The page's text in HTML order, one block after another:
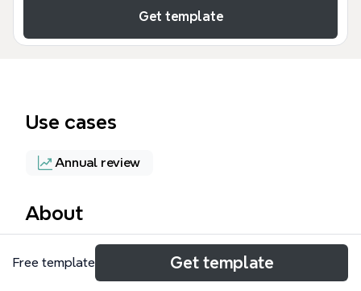
Get template
Use cases
Annual review
About
Le modèle Périmètres DAF v2 est un outil
stratégique conçu pour les directeurs administratifs
Free template Get template